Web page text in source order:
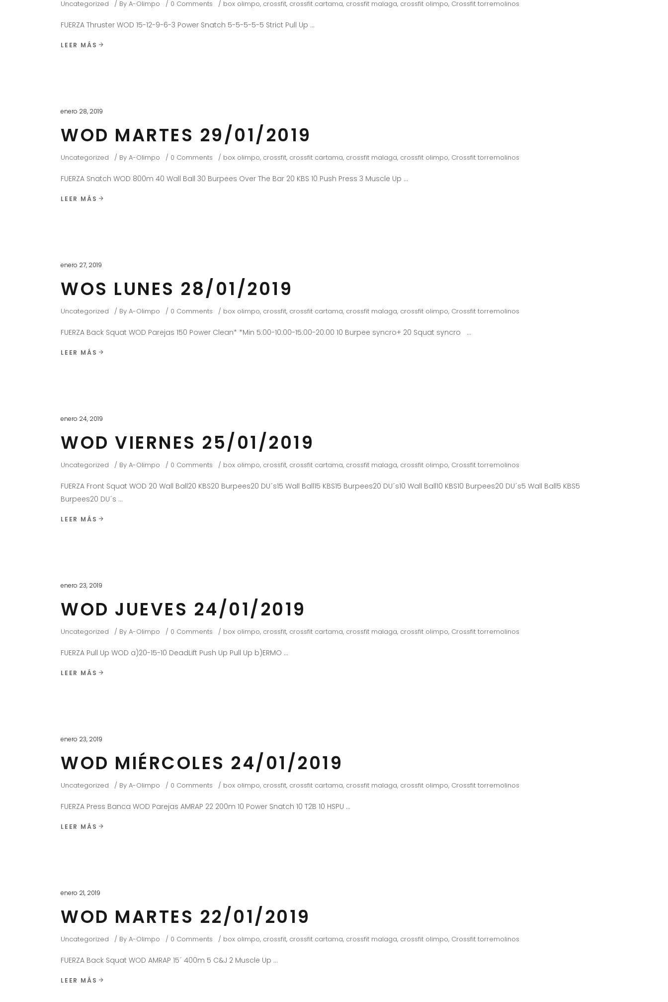
Uncategorized By A-Olimpo 0 Comments box olimpo, crossfit, crossfit cartama, crossfit malaga, crossfit olimpo, Crossfit torremolinos
FUERZA Thruster WOD 15-12-9-6-3 Power Snatch 5-5-5-5-5 Strict Pull Up
LEER MÁS
enero 28, 2019
WOD MARTES 29/01/2019
Uncategorized By A-Olimpo 0 Comments box olimpo, crossfit, crossfit cartama, crossfit malaga, crossfit olimpo, Crossfit torremolinos
FUERZA Snatch WOD 800m 40 Wall Ball 30 Burpees Over The Bar 20 KBS 10 Push Press 3 Muscle Up
LEER MÁS
enero 27, 2019
WOS LUNES 28/01/2019
Uncategorized By A-Olimpo 0 Comments box olimpo, crossfit, crossfit cartama, crossfit malaga, crossfit olimpo, Crossfit torremolinos
FUERZA Back Squat WOD Parejas 150 Power Clean* *Min 5:00-10:00-15:00-20:00 10 Burpee syncro+ 20 Squat syncro
LEER MÁS
enero 24, 2019
WOD VIERNES 25/01/2019
Uncategorized By A-Olimpo 0 Comments box olimpo, crossfit, crossfit cartama, crossfit malaga, crossfit olimpo, Crossfit torremolinos
FUERZA Front Squat WOD 20 Wall Ball20 KBS20 Burpees20 DU´s15 Wall Ball15 KBS15 Burpees20 DU´s10 Wall Ball10 KBS10 Burpees20 DU´s5 Wall Ball5 KBS5
Burpees20 DU´s
LEER MÁS
enero 23, 2019
WOD JUEVES 24/01/2019
Uncategorized By A-Olimpo 0 Comments box olimpo, crossfit, crossfit cartama, crossfit malaga, crossfit olimpo, Crossfit torremolinos
FUERZA Pull Up WOD a)20-15-10 DeadLift Push Up Pull Up b)ERMO
LEER MÁS
enero 23, 2019
WOD MIÉRCOLES 24/01/2019
Uncategorized By A-Olimpo 0 Comments box olimpo, crossfit, crossfit cartama, crossfit malaga, crossfit olimpo, Crossfit torremolinos
FUERZA Press Banca WOD Parejas AMRAP 22 200m 10 Power Snatch 10 T2B 10 HSPU
LEER MÁS
enero 21, 2019
WOD MARTES 22/01/2019
Uncategorized By A-Olimpo 0 Comments box olimpo, crossfit, crossfit cartama, crossfit malaga, crossfit olimpo, Crossfit torremolinos
FUERZA Back Squat WOD AMRAP 15´ 400m 5 C&J 2 Muscle Up
LEER MÁS